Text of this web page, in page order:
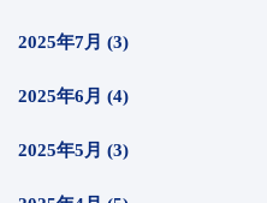
2025年7月 (3)
2025年6月 (4)
2025年5月 (3)